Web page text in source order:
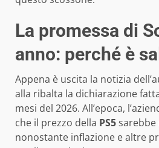
La promessa di
anno: perché è
Appena è uscita la notizia
alla ribalta la dichiarazione
mesi del 2026. All’epoca,
che il prezzo della PS5
nonostante inflazione e altre